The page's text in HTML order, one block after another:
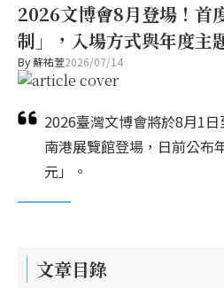
2026文博會8月登場！首
制」，入場方式與年度主
By蘇祐萱2026/07/14
2026臺灣文博會將於8月1日
南港展覽館登場，日前公布
元」。
文章目錄